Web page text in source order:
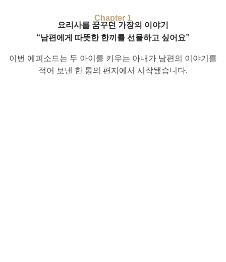
Chapter 1
요리사를 꿈꾸던 가장의 이야기
“남편에게 따뜻한 한끼를 선물하고 싶어요”
이번 에피소드는 두 아이를 키우는 아내가 남편의 이야기를
적어 보낸 한 통의 편지에서 시작됐습니다.